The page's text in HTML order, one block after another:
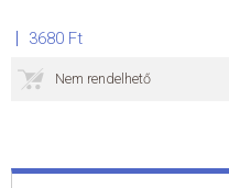
3680 Ft
Nem rendelhető